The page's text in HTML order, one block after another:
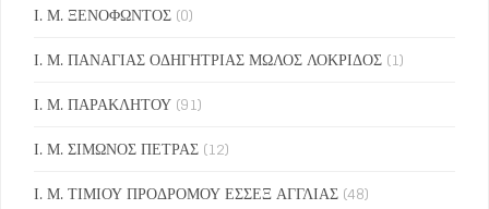
Ι. Μ. ΞΕΝΟΦΩΝΤΟΣ (0)
Ι. Μ. ΠΑΝΑΓΙΑΣ ΟΔΗΓΗΤΡΙΑΣ ΜΩΛΟΣ ΛΟΚΡΙΔΟΣ (1)
Ι. Μ. ΠΑΡΑΚΛΗΤΟΥ (91)
Ι. Μ. ΣΙΜΩΝΟΣ ΠΕΤΡΑΣ (12)
Ι. Μ. ΤΙΜΙΟΥ ΠΡΟΔΡΟΜΟΥ ΕΣΣΕΞ ΑΓΓΛΙΑΣ (48)